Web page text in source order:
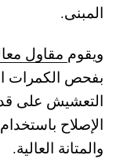
المبنى.
ويقوم مقاول
بفحص الكمرات
التعشيش على
الإصلاح
والمتانة العالية.